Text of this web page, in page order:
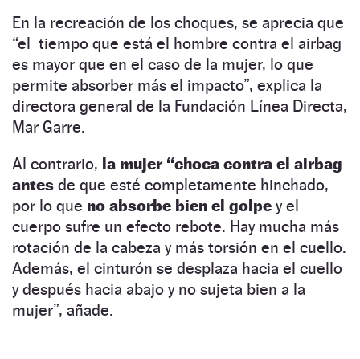
En la recreación de los choques, se aprecia que
“el tiempo que está el hombre contra el airbag
es mayor que en el caso de la mujer, lo que
permite absorber más el impacto”, explica la
directora general de la Fundación Línea Directa,
Mar Garre.
Al contrario, la mujer “choca contra el airbag
antes de que esté completamente hinchado,
por lo que no absorbe bien el golpe y el
cuerpo sufre un efecto rebote. Hay mucha más
rotación de la cabeza y más torsión en el cuello.
Además, el cinturón se desplaza hacia el cuello
y después hacia abajo y no sujeta bien a la
mujer”, añade.